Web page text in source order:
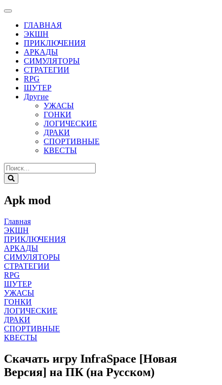
ГЛАВНАЯ
ЭКШН
ПРИКЛЮЧЕНИЯ
АРКАДЫ
СИМУЛЯТОРЫ
СТРАТЕГИИ
RPG
ШУТЕР
Другие
УЖАСЫ
ГОНКИ
ЛОГИЧЕСКИЕ
ДРАКИ
СПОРТИВНЫЕ
КВЕСТЫ
Apk mod
Главная
ЭКШН
ПРИКЛЮЧЕНИЯ
АРКАДЫ
СИМУЛЯТОРЫ
СТРАТЕГИИ
RPG
ШУТЕР
УЖАСЫ
ГОНКИ
ЛОГИЧЕСКИЕ
ДРАКИ
СПОРТИВНЫЕ
КВЕСТЫ
Скачать игру InfraSpace [Новая
Версия] на ПК (на Русском)